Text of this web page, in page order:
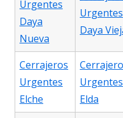
Urgentes
Daya
Nueva
Urgentes
Daya
Cerrajeros
Urgentes
Elche
Urgentes
Elda